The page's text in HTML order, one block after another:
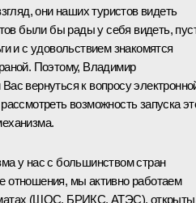
они наших туристов видеть
были бы рады у себя видеть,
и с удовольствием знакомятся
Поэтому, Владимир
вернуться к вопросу
возможность запуска
у нас с большинством стран
отношения, мы активно работаем
(ШОС, БРИКС, АТЭС), открыты